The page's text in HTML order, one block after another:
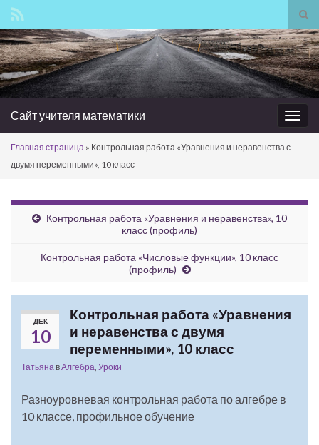
Вкл/
Search for:
Вкл/
выкл
Сайт учителя математики
Главная страница » Контрольная работа «Уравнения и неравенства с
двумя переменными», 10 класс
Контрольная работа «Уравнения и неравенства», 10
класс (профиль)
Контрольная работа «Числовые функции», 10 класс
(профиль)
ДЕК
10
Контрольная работа «Уравнения
и неравенства с двумя
переменными», 10 класс
Татьяна вАлгебра Уроки
Разноуровневая контрольная работа по алгебре в
10 классе, профильное обучение